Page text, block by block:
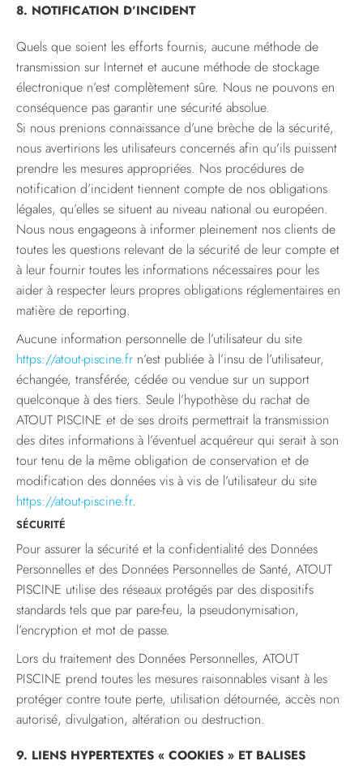
8. NOTIFICATION D’INCIDENT
Quels que soient les efforts fournis, aucune méthode de
transmission sur Internet et aucune méthode de stockage
électronique n’est complètement sûre. Nous ne pouvons en
conséquence pas garantir une sécurité absolue.
Si nous prenions connaissance d’une brèche de la sécurité,
nous avertirions les utilisateurs concernés afin qu’ils puissent
prendre les mesures appropriées. Nos procédures de
notification d’incident tiennent compte de nos obligations
légales, qu’elles se situent au niveau national ou européen.
Nous nous engageons à informer pleinement nos clients de
toutes les questions relevant de la sécurité de leur compte et
à leur fournir toutes les informations nécessaires pour les
aider à respecter leurs propres obligations réglementaires en
matière de reporting.
Aucune information personnelle de l’utilisateur du site
https://atout-piscine.fr n’est publiée à l’insu de l’utilisateur,
échangée, transférée, cédée ou vendue sur un support
quelconque à des tiers. Seule l’hypothèse du rachat de
ATOUT PISCINE et de ses droits permettrait la transmission
des dites informations à l’éventuel acquéreur qui serait à son
tour tenu de la même obligation de conservation et de
modification des données vis à vis de l’utilisateur du site
https://atout-piscine.fr.
SÉCURITÉ
Pour assurer la sécurité et la confidentialité des Données
Personnelles et des Données Personnelles de Santé, ATOUT
PISCINE utilise des réseaux protégés par des dispositifs
standards tels que par pare-feu, la pseudonymisation,
l’encryption et mot de passe.
Lors du traitement des Données Personnelles, ATOUT
PISCINE prend toutes les mesures raisonnables visant à les
protéger contre toute perte, utilisation détournée, accès non
autorisé, divulgation, altération ou destruction.
9. LIENS HYPERTEXTES « COOKIES » ET BALISES